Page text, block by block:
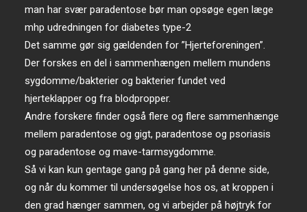
man har svær paradentose bør man opsøge egen læge
mhp udredningen for diabetes type-2
Det samme gør sig gældenden for ”Hjerteforeningen”.
Der forskes en del i sammenhængen mellem mundens
sygdomme/bakterier og bakterier fundet ved
hjerteklapper og fra blodpropper.
Andre forskere finder også flere og flere sammenhænge
mellem paradentose og gigt, paradentose og psoriasis
og paradentose og mave-tarmsygdomme.
Så vi kan kun gentage gang på gang her på denne side,
og når du kommer til undersøgelse hos os, at kroppen i
den grad hænger sammen, og vi arbejder på højtryk for